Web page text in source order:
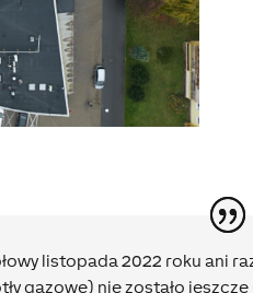
listopada 2022 roku ani
gazowe) nie zostało